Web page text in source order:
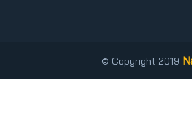
© Copyright 2019